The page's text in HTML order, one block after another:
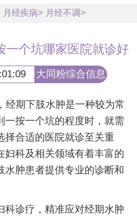
月经疾病> 月经不调>
一个坑哪家医院就诊好
大同粉综合信息
经期下肢水肿是一种较为常
一按一个坑的程度时，就需
择合适的医院就诊至关重
妇科及相关领域有着丰富的
水肿患者提供专业的诊断和
科诊疗，精准应对经期水肿